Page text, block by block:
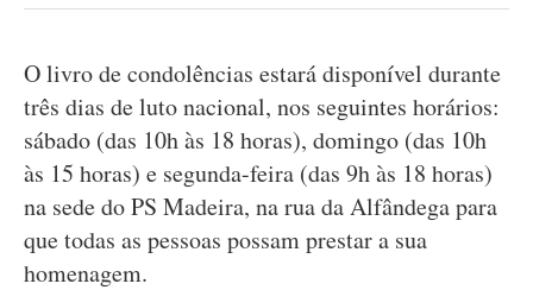
O livro de condolências estará disponível durante
três dias de luto nacional, nos seguintes horários:
sábado (das 10h às 18 horas), domingo (das 10h
às 15 horas) e segunda-feira (das 9h às 18 horas)
na sede do PS Madeira, na rua da Alfândega para
que todas as pessoas possam prestar a sua
homenagem.